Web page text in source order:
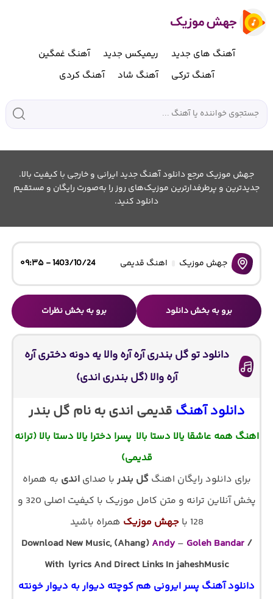
آهنگ های جدید ریمیکس جدید
آهنگ غمگین
آهنگ ترکی
آهنگ شاد آهنگ کردی
جهش موزیک مرجع دانلود آهنگ جدید ایرانی و خارجی با کیفیت بالا.
جدیدترین و پرطرفدارترین موزیک‌های روز را به‌صورت رایگان و مستقیم
دانلود کنید.
جهش موزیک اهنگ قدیمی 1403/10/24 - ۰۹:۳۵
برو به بخش دانلود برو به بخش نظرات
دانلود تو گل بندری آره آره والا یه دونه دختری آره
آره والا (گل بندری اندی)
دانلود آهنگ قدیمی اندی به نام گل بندر
اهنگ همه عاشقا یالا دستا بالا پسرا دخترا یالا دستا بالا (ترانه
قدیمی)
برای دانلود رایگان اهنگگل بندر با صدایاندی به همراه
پخش آنلاین ترانه و متن کامل موزیک با کیفیت اصلی 320 و
128 با
جهش موزیک همراه باشید
Download New Music, (Ahang) Andy– Goleh Bandar/
With lyrics And Direct Links In jaheshMusic
دانلود آهنگ پسر ایرونی هم کوچته دیوار به دیوار خونته